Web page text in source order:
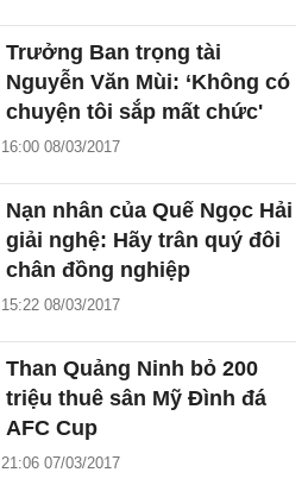
Trưởng Ban trọng tài
Nguyễn Văn Mùi: ‘Không có
chuyện tôi sắp mất chức'
16:00 08/03/2017
Nạn nhân của Quế Ngọc Hải
giải nghệ: Hãy trân quý đôi
chân đồng nghiệp
15:22 08/03/2017
Than Quảng Ninh bỏ 200
triệu thuê sân Mỹ Đình đá
AFC Cup
21:06 07/03/2017